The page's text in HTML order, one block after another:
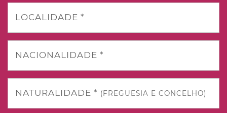
LOCALIDADE *
NACIONALIDADE *
NATURALIDADE * (FREGUESIA E CONCELHO)